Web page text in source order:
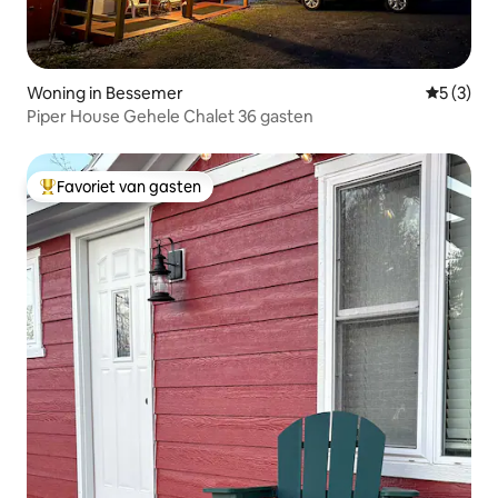
Woning in Bessemer
5 (3)
Piper House Gehele Chalet 36 gasten
Topfavoriet van gasten
Favoriet van gasten